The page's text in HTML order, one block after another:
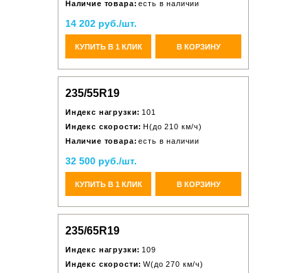
Наличие товара: есть в наличии
14 202 руб./шт.
КУПИТЬ В 1 КЛИК В КОРЗИНУ
235/55R19
Индекс нагрузки: 101
Индекс скорости: H(до 210 км/ч)
Наличие товара: есть в наличии
32 500 руб./шт.
КУПИТЬ В 1 КЛИК В КОРЗИНУ
235/65R19
Индекс нагрузки: 109
Индекс скорости: W(до 270 км/ч)